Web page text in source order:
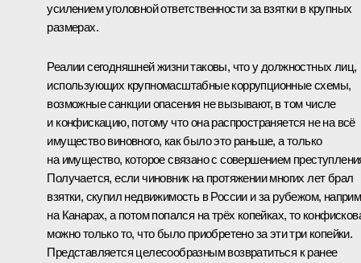
усилением уголовной ответственности за взятки в крупных
размерах.
Реалии сегодняшней жизни таковы, что у должностных лиц,
использующих крупномасштабные коррупционные схемы,
возможные санкции опасения не вызывают, в том числе
и конфискацию, потому что она распространяется не на всё
имущество виновного, как было это раньше, а только
на имущество, которое связано с совершением
Получается, если чиновник на протяжении многих лет брал
взятки, скупил недвижимость в России и за рубежом,
на Канарах, а потом попался на трёх копейках, то
можно только то, что было приобретено за эти три копейки.
Представляется целесообразным возвратиться к ранее